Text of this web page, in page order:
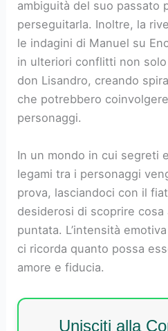
ambiguità del suo passato
perseguitarla. Inoltre, la
le indagini di Manuel su
in ulteriori conflitti non
don Lisandro, creando
che potrebbero
personaggi.
In un mondo in cui segreti
legami tra i personaggi
prova, lasciandoci con il
desiderosi di scoprire cosa
puntata. L’intensità
ci ricorda quanto possa
amore e fiducia.
Unisciti alla